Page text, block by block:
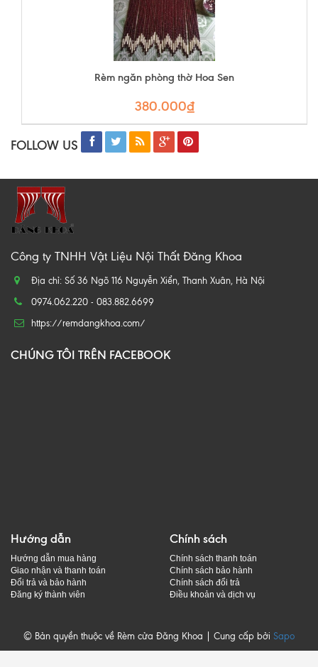
Rèm ngăn phòng thờ Hoa Sen
380.000₫
FOLLOW US
Công ty TNHH Vật Liệu Nội Thất Đăng Khoa
Địa chỉ: Số 36 Ngõ 116 Nguyễn Xiển, Thanh Xuân, Hà Nội
0974.062.220 - 083.882.6699
https://remdangkhoa.com/
CHÚNG TÔI TRÊN FACEBOOK
Hướng dẫn
Hướng dẫn mua hàng
Giao nhận và thanh toán
Đổi trả và bảo hành
Đăng ký thành viên
Chính sách
Chính sách thanh toán
Chính sách bảo hành
Chính sách đổi trả
Điều khoản và dịch vụ
© Bản quyền thuộc về Rèm cửa Đăng Khoa | Cung cấp bởi Sapo